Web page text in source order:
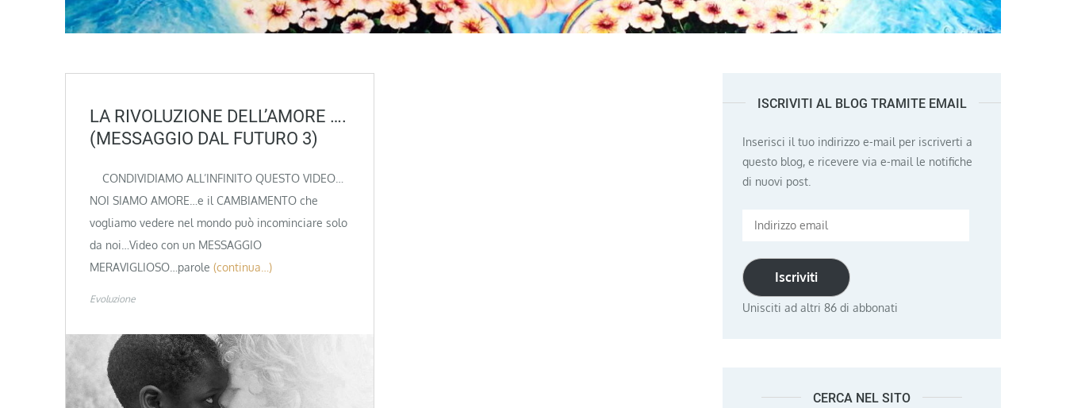
LA RIVOLUZIONE DELL’AMORE ….
(MESSAGGIO DAL FUTURO 3)
CONDIVIDIAMO ALL’INFINITO QUESTO VIDEO…
NOI SIAMO AMORE…e il CAMBIAMENTO che
vogliamo vedere nel mondo può incominciare solo
da noi…Video con un MESSAGGIO
MERAVIGLIOSO…parole (continua…)
Evoluzione
ISCRIVITI AL BLOG TRAMITE EMAIL
Inserisci il tuo indirizzo e-mail per iscriverti a
questo blog, e ricevere via e-mail le notifiche
di nuovi post.
Indirizzo
Iscriviti
Unisciti ad altri 86 di abbonati
CERCA NEL SITO